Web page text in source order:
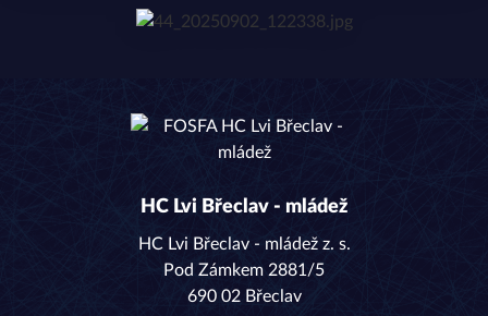
HC Lvi Břeclav - mládež
HC Lvi Břeclav - mládež z. s.
Pod Zámkem 2881/5
690 02 Břeclav